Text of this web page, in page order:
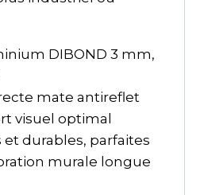
DIBOND 3 mm,
mate antireflet
visuel optimal
et durables, parfaites
murale longue